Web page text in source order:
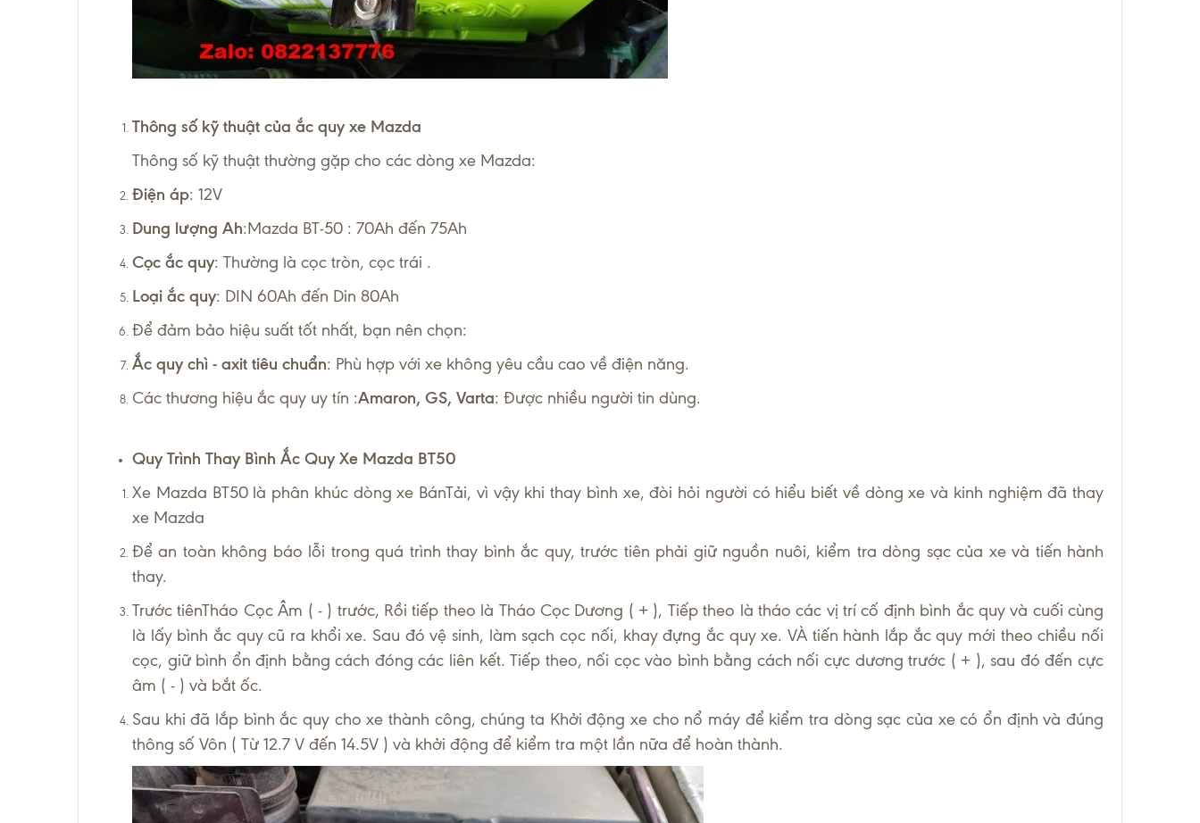
Thông số kỹ thuật của ắc quy xe Mazda
Thông số kỹ thuật thường gặp cho các dòng xe Mazda:
Điện áp: 12V
Dung lượng Ah:Mazda BT-50 : 70Ah đến 75Ah
Cọc ắc quy: Thường là cọc tròn, cọc trái .
Loại ắc quy: DIN 60Ah đến Din 80Ah
Để đảm bảo hiệu suất tốt nhất, bạn nên chọn:
Ắc quy chì - axit tiêu chuẩn: Phù hợp với xe không yêu cầu cao về điện năng.
Các thương hiệu ắc quy uy tín :Amaron, GS, Varta: Được nhiều người tin dùng.
Quy Trình Thay Bình Ắc Quy Xe Mazda BT50
Xe Mazda BT50 là phân khúc dòng xe BánTải, vì vậy khi thay bình xe, đòi hỏi người có hiểu biết về dòng xe và kinh nghiệm đã thay
xe Mazda
Để an toàn không báo lỗi trong quá trình thay bình ắc quy, trước tiên phải giữ nguồn nuôi, kiểm tra dòng sạc của xe và tiến hành
thay.
Trước tiênTháo Cọc Âm ( - ) trước, Rồi tiếp theo là Tháo Cọc Dương ( + ), Tiếp theo là tháo các vị trí cố định bình ắc quy và cuối cùng
là lấy bình ắc quy cũ ra khổi xe. Sau đó vệ sinh, làm sạch cọc nối, khay đựng ắc quy xe. VÀ tiến hành lắp ắc quy mới theo chiều nối
cọc, giữ bình ổn định bằng cách đóng các liên kết. Tiếp theo, nối cọc vào bình bằng cách nối cực dương trước ( + ), sau đó đến cực
âm ( - ) và bắt ốc.
Sau khi đã lắp bình ắc quy cho xe thành công, chúng ta Khởi động xe cho nổ máy để kiểm tra dòng sạc của xe có ổn định và đúng
thông số Vôn ( Từ 12.7 V đến 14.5V ) và khởi động để kiểm tra một lần nữa để hoàn thành.